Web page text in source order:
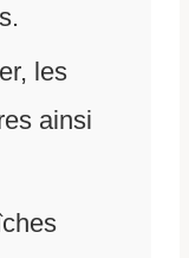
les
ainsi